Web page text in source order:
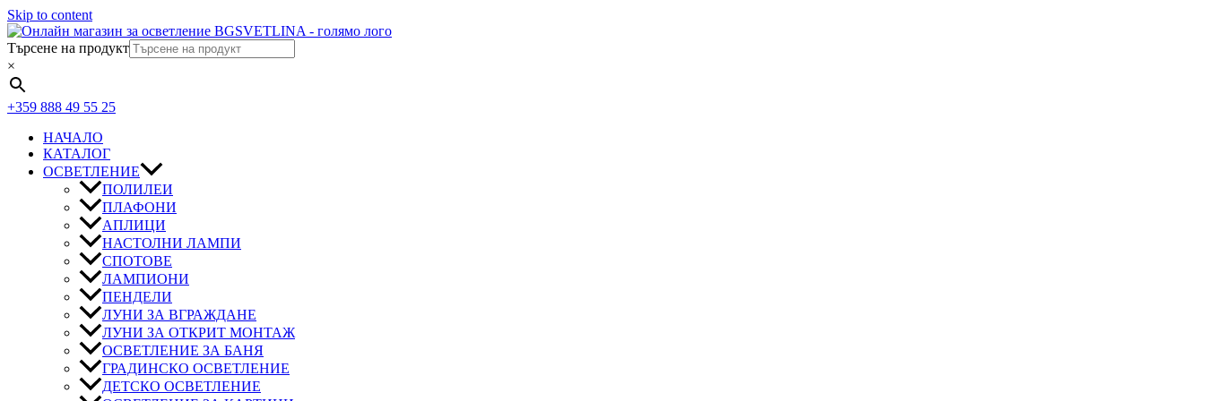
Skip to content
Търсене на продукт
×
+359 888 49 55 25
НАЧАЛО
КАТАЛОГ
ОСВЕТЛЕНИЕ
ПОЛИЛЕИ
ПЛАФОНИ
АПЛИЦИ
НАСТОЛНИ ЛАМПИ
СПОТОВЕ
ЛАМПИОНИ
ПЕНДЕЛИ
ЛУНИ ЗА ВГРАЖДАНЕ
ЛУНИ ЗА ОТКРИТ МОНТАЖ
ОСВЕТЛЕНИЕ ЗА БАНЯ
ГРАДИНСКО ОСВЕТЛЕНИЕ
ДЕТСКО ОСВЕТЛЕНИЕ